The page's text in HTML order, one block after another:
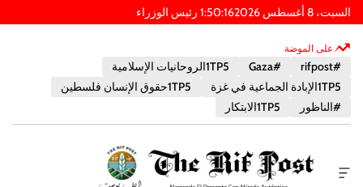
ن
السبت، 8 أغسطس 2026 1:50:17
PM
على الموضة
#rifpost
#Gaza
1TP5الروحانيات الإسلامية
1TP5الإبادة الجماعية في غزة
1TP5حقوق الإنسان فلسطين
#الناظور
1TP5الابتكار
أ